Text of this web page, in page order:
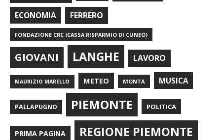
ECONOMIA FERRERO
FONDAZIONE CRC (CASSA RISPARMIO DI CUNEO)
GIOVANI LANGHE LAVORO
MAURIZIO MARELLO METEO MONTÀ MUSICA
PALLAPUGNO PIEMONTE POLITICA
PRIMA PAGINA REGIONE PIEMONTE